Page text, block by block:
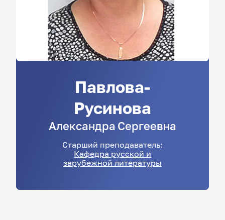
Павлова-
Русинова
Александра Сергеевна
Старший преподаватель:
Кафедра русской и
зарубежной литературы